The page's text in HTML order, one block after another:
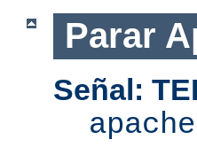
Parar
Señal: